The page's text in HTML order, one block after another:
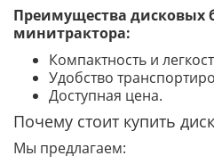
Преимущества дисковых
минитрактора:
Компактность и
Удобство
Доступная цена.
Почему стоит купить
Мы предлагаем: